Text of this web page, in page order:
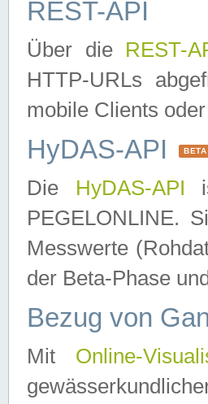
REST-API
Über die REST-
HTTP-URLs
mobile Clients
HyDAS-API BETA
Die HyDAS-API
PEGELONLINE.
Messwerte
der Beta-Phase
Bezug von
Mit Online-